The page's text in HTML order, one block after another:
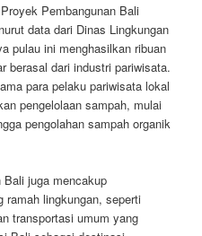
Pembangunan Bali
data dari Dinas Lingkungan
pulau ini menghasilkan ribuan
berasal dari industri pariwisata.
para pelaku pariwisata lokal
pengelolaan sampah, mulai
pengolahan sampah organik
juga mencakup
ramah lingkungan, seperti
transportasi umum yang